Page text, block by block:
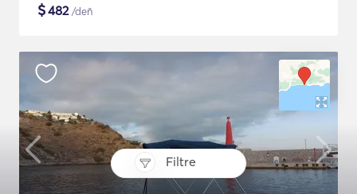
Filtre
$482/deň